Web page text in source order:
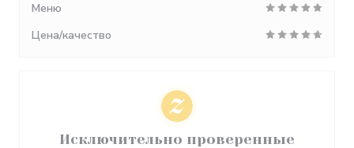
Меню
Цена/качество
Исключительно проверенные